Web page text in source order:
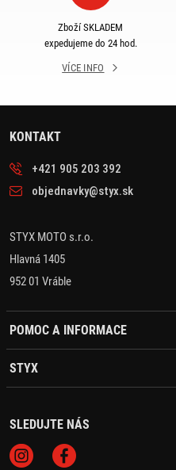
Zboží SKLADEM
expedujeme do 24 hod.
VÍCE INFO
KONTAKT
+421 905 203 392
objednavky@styx.sk
STYX MOTO s.r.o.
Hlavná 1405
952 01 Vráble
POMOC A INFORMACE
STYX
SLEDUJTE NÁS